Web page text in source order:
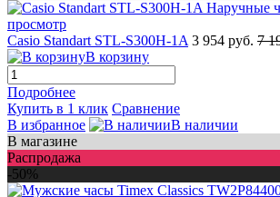
просмотр
Casio Standart STL-S300H-1A 3 954 руб. 7
В корзину
Подробнее
Купить в 1 клик Сравнение
В избранное
В наличии
В магазине
Распродажа
-50%